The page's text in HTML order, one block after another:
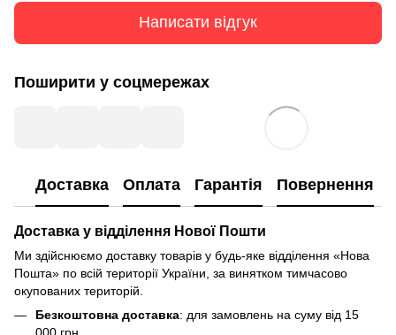
Написати відгук
Поширити у соцмережах
Доставка Оплата Гарантія Повернення
Доставка у відділення Нової Пошти
Ми здійснюємо доставку товарів у будь-яке відділення «Нова
Пошта» по всій території України, за винятком тимчасово
окупованих територій.
Безкоштовна доставка: для замовлень на суму від 15
000 грн.